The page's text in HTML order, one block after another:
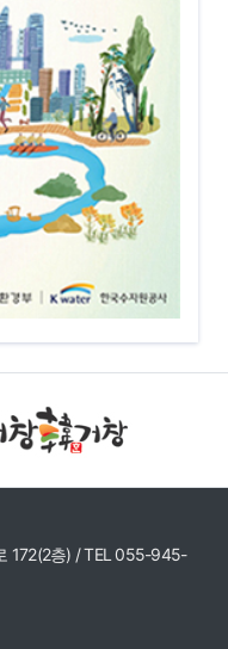
172(2층) / TEL 055-945-